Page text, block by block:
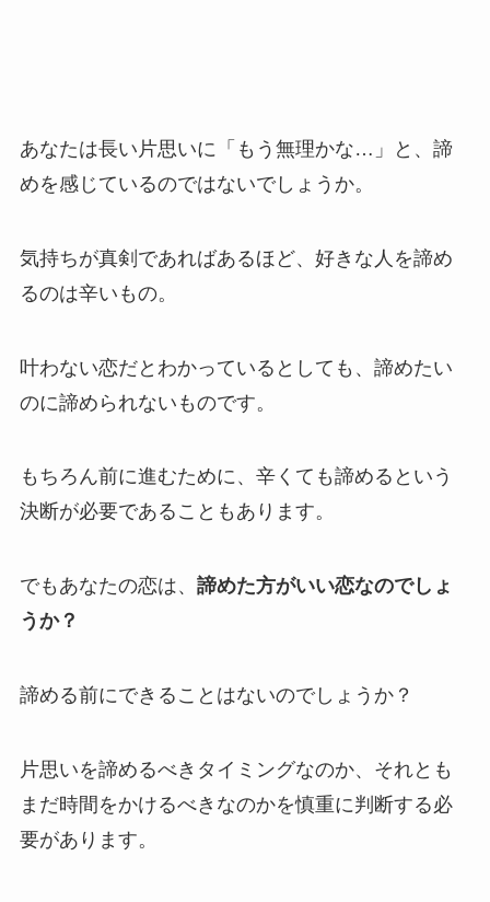
あなたは長い片思いに「もう無理かな…」と、諦
めを感じているのではないでしょうか。
気持ちが真剣であればあるほど、好きな人を諦め
るのは辛いもの。
叶わない恋だとわかっているとしても、諦めたい
のに諦められないものです。
もちろん前に進むために、辛くても諦めるという
決断が必要であることもあります。
でもあなたの恋は、 諦めた方がいい恋なのでしょ
うか？
諦める前にできることはないのでしょうか？
片思いを諦めるべきタイミングなのか、それとも
まだ時間をかけるべきなのかを慎重に判断する必
要があります。